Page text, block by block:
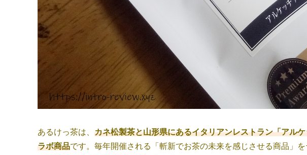
あるけっ茶は、 カネ松製茶と山形県にあるイタリアンレストラン「アル
ラボ商品です。毎年開催される「斬新でお茶の未来を感じさせる商品」